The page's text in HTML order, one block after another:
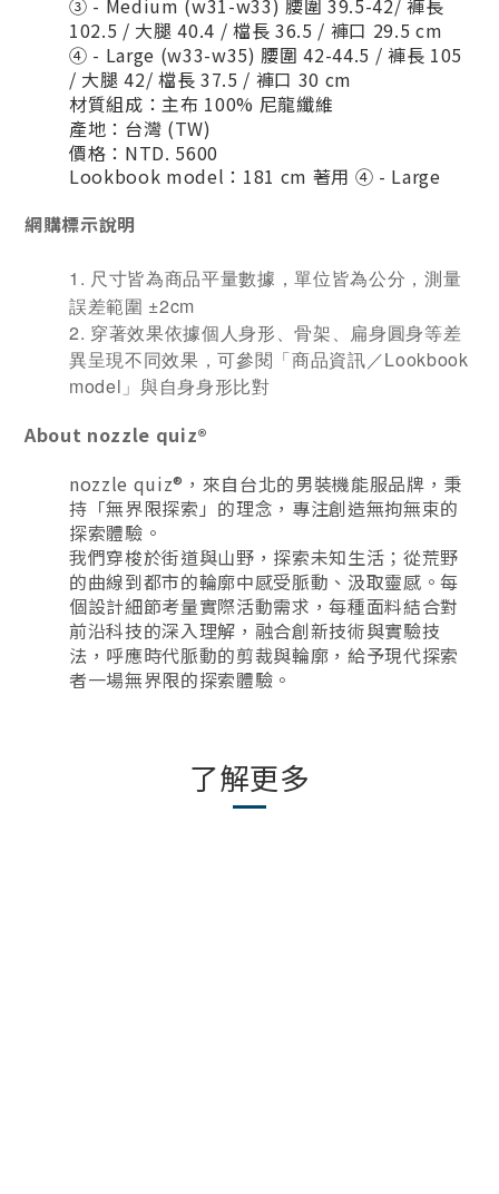
③ - Medium (w31-w33) 腰圍 39.5-42/ 褲長
102.5 / 大腿 40.4 / 檔長 36.5 / 褲口 29.5 cm
④ - Large (w33-w35) 腰圍 42-44.5 / 褲長 105
/ 大腿 42/ 檔長 37.5 / 褲口 30 cm
材質組成：主布 100% 尼龍纖維
產地：台灣 (TW)
價格：NTD. 5600
Lookbook model：181 cm 著用 ④ - Large
網購標示說明
1. 尺寸皆為商品平量數據，單位皆為公分，測量
誤差範圍 ±2cm
2. 穿著效果依據個人身形、骨架、扁身圓身等差
異呈現不同效果，可參閱「商品資訊／Lookbook
model 」與自身身形比對
About nozzle quiz®
nozzle quiz®，來自台北的男裝機能服品牌，秉
持「無界限探索」的理念，專注創造無拘無束的
探索體驗。
我們穿梭於街道與山野，探索未知生活；從荒野
的曲線到都市的輪廓中感受脈動、汲取靈感。每
個設計細節考量實際活動需求，每種面料結合對
前沿科技的深入理解，融合創新技術與實驗技
法，呼應時代脈動的剪裁與輪廓，給予現代探索
者一場無界限的探索體驗。
了解更多